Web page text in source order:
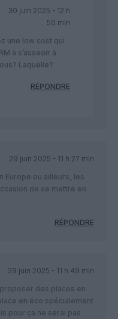
30 juin 2025 - 12 h
50 min
une low cost qui
à s’asseoir à
Laquelle?
RÉPONDRE
29 juin 2025 - 11 h 27 min
Europe ou ailleurs, les
de se mettre en
RÉPONDRE
29 juin 2025 - 11 h 49 min
des places en
en éco spécialement
pour ça ne serai pas